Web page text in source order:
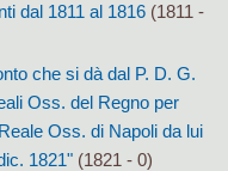
dal 1811 al 1816 (1811 -
che si dà dal P. D. G.
Oss. del Regno per
Oss. di Napoli da lui
1821" (1821 - 0)